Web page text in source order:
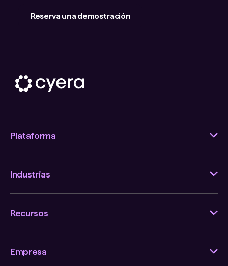
Reserva una demostración
Plataforma
Industrias
Recursos
Empresa